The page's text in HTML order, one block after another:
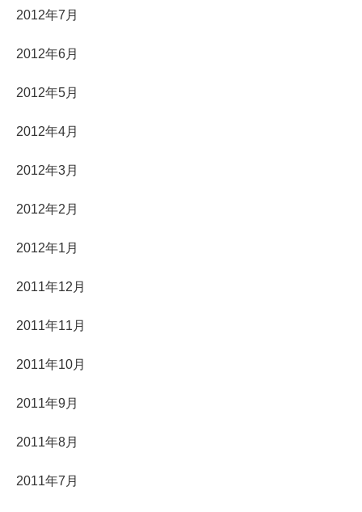
2012年7月
2012年6月
2012年5月
2012年4月
2012年3月
2012年2月
2012年1月
2011年12月
2011年11月
2011年10月
2011年9月
2011年8月
2011年7月